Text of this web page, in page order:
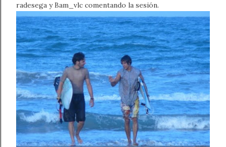
radesega y Bam_vlc comentando la sesión.